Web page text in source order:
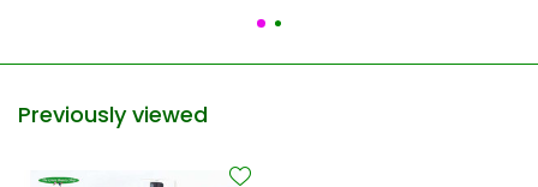
Previously viewed